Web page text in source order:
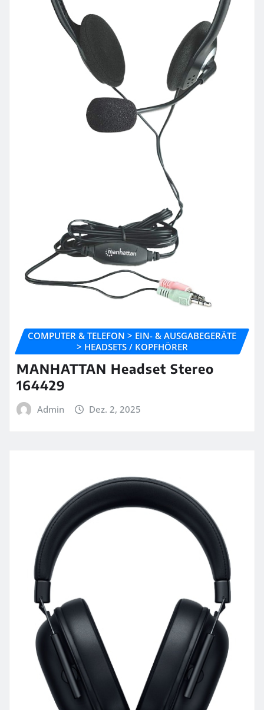
COMPUTER & TELEFON > EIN- & AUSGABEGERÄTE
> HEADSETS / KOPFHÖRER
MANHATTAN Headset Stereo
164429
Admin Dez. 2, 2025